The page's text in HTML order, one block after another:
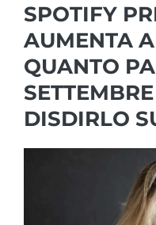
SPOTIFY
AUMENTA
QUANTO
DISDIRLO